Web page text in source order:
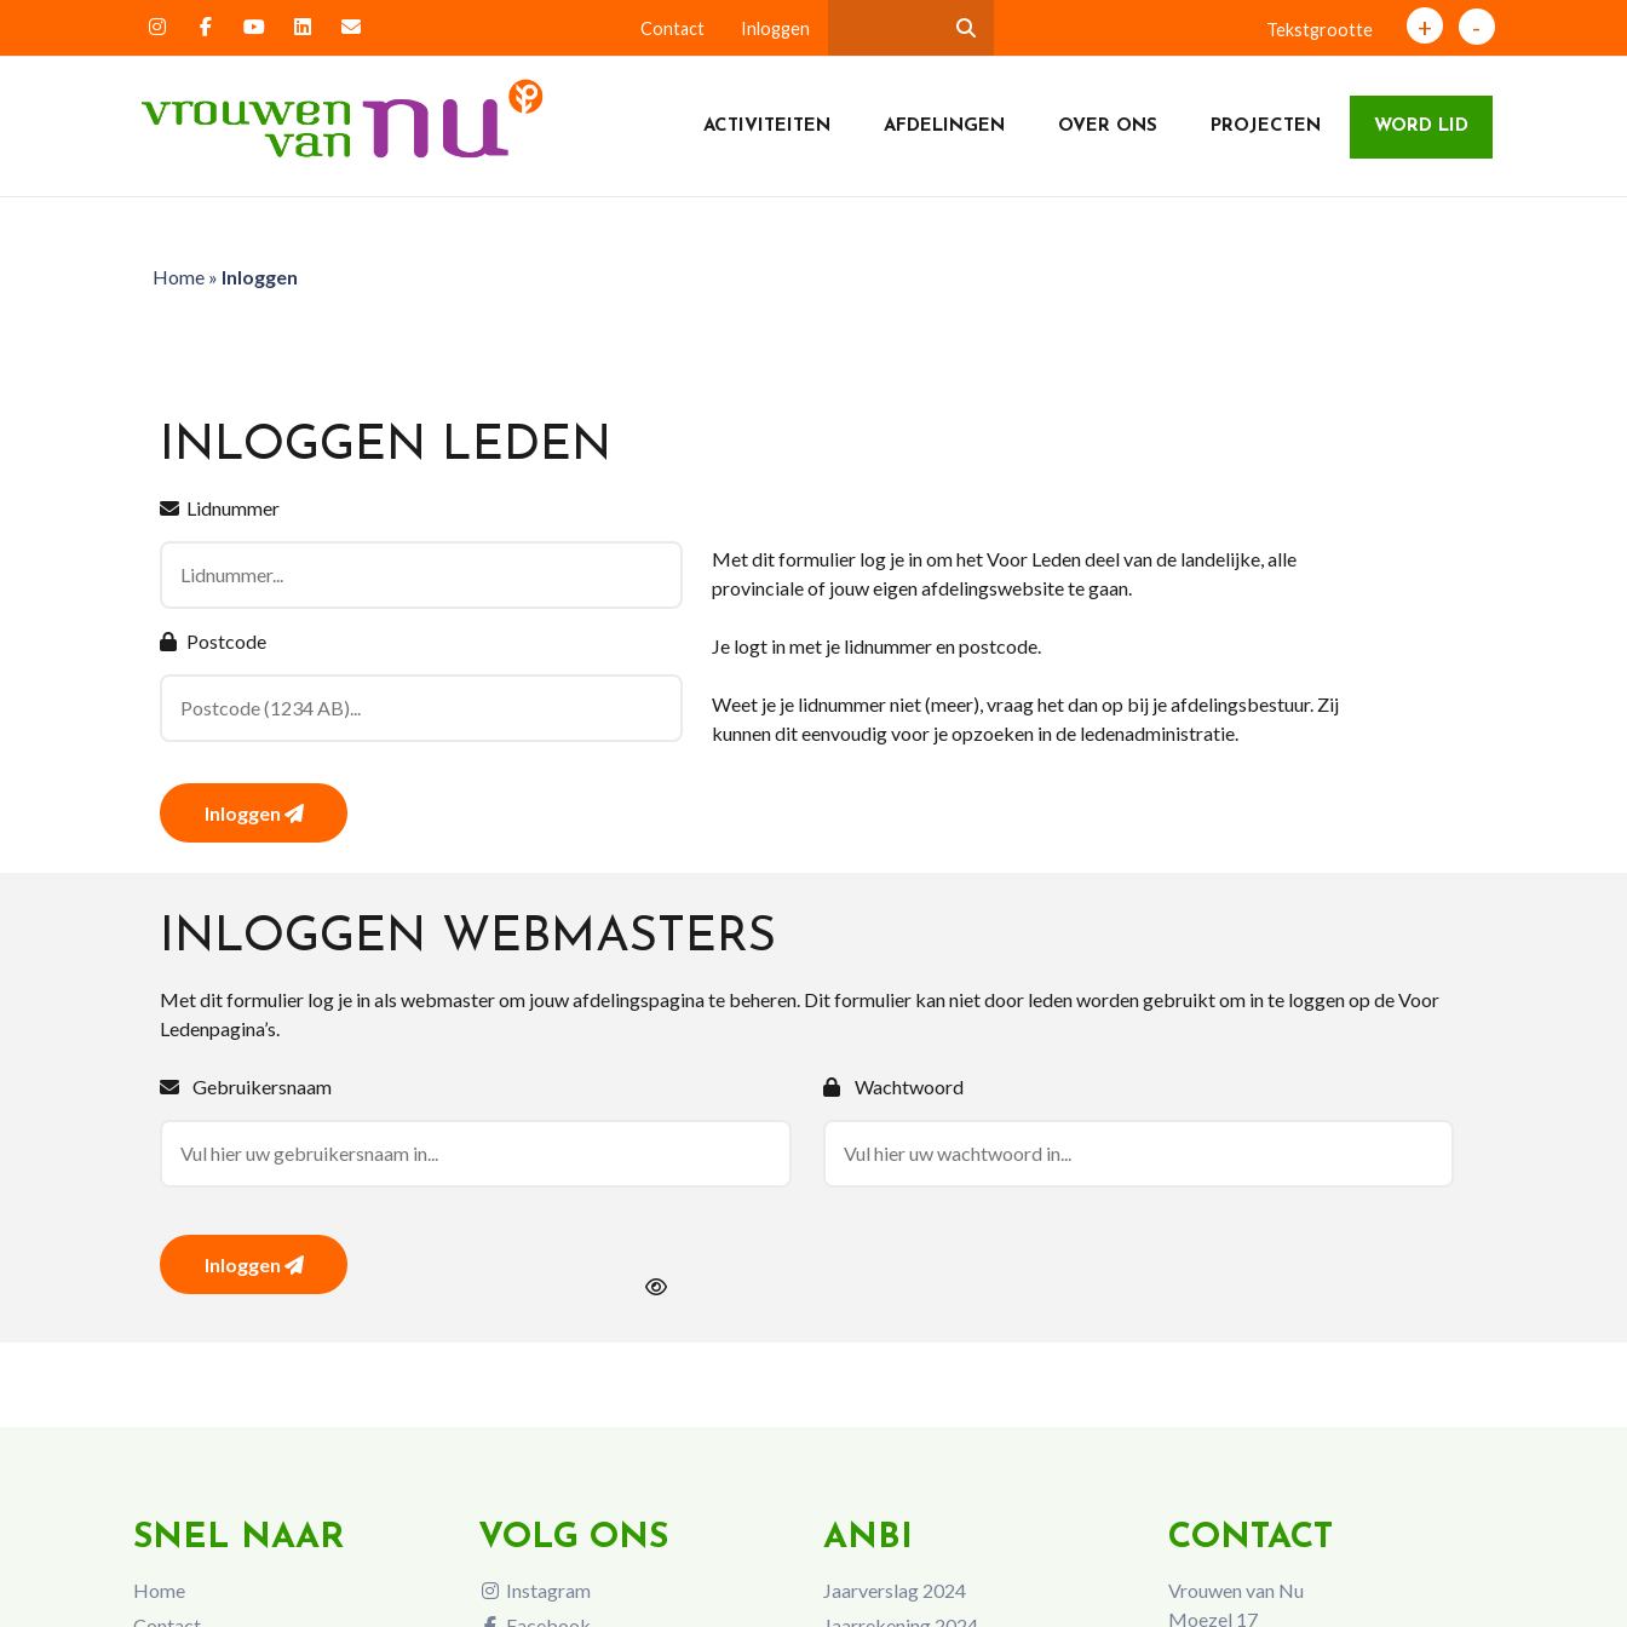
Contact Inloggen Tekstgrootte + -
ACTIVITEITEN AFDELINGEN OVER ONS PROJECTEN WORD LID
Home» Inloggen
INLOGGEN LEDEN
Lidnummer
Postcode
Inloggen
Met dit formulier log je in om het Voor Leden deel van de landelijke, alle
provinciale of jouw eigen afdelingswebsite te gaan.
Je logt in met je lidnummer en postcode.
Weet je je lidnummer niet (meer), vraag het dan op bij je afdelingsbestuur. Zij
kunnen dit eenvoudig voor je opzoeken in de ledenadministratie.
INLOGGEN WEBMASTERS
Met dit formulier log je in als webmaster om jouw afdelingspagina te beheren. Dit formulier kan niet door leden worden gebruikt om in te loggen op de Voor
Ledenpagina’s.
Gebruikersnaam Wachtwoord
Inloggen
SNEL NAAR
Home
VOLG ONS
Instagram
ANBI
Jaarverslag 2024
CONTACT
Vrouwen van Nu
Moezel 17